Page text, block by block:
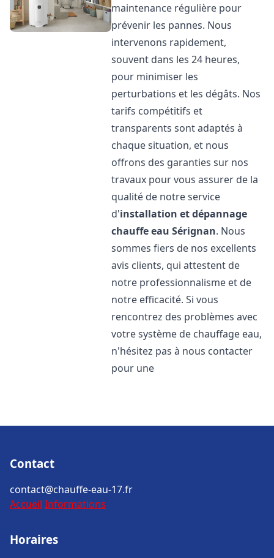
maintenance régulière pour
prévenir les pannes. Nous
intervenons rapidement,
souvent dans les 24 heures,
pour minimiser les
perturbations et les dégâts. Nos
tarifs compétitifs et
transparents sont adaptés à
chaque situation, et nous
offrons des garanties sur nos
travaux pour vous assurer de la
qualité de notre service
d'installation et dépannage
chauffe eau Sérignan. Nous
sommes fiers de nos excellents
avis clients, qui attestent de
notre professionnalisme et de
notre efficacité. Si vous
rencontrez des problèmes avec
votre système de chauffage eau,
n'hésitez pas à nous contacter
pour une
Contact
contact@chauffe-eau-17.fr
Accueil Informations
Horaires